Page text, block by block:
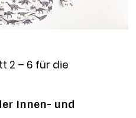
2 – 6 für die
Innen- und